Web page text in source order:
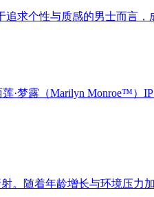
求个性与质感的男士而言，
·梦露（Marilyn Monroe™）
。随着年龄增长与环境压力